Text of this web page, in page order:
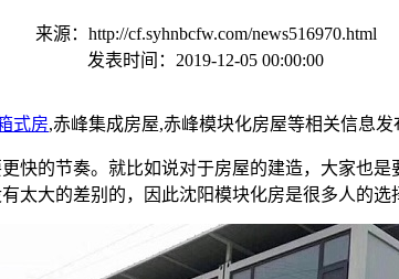
来源：http://cf.syhnbcfw.com/news516970.html
发表时间：2019-12-05 00:00:00
式房,赤峰集成房屋,赤峰模块化房屋等相关信息发
快的节奏。就比如说对于房屋的建造，大家也
太大的差别的，因此沈阳模块化房是很多人的选